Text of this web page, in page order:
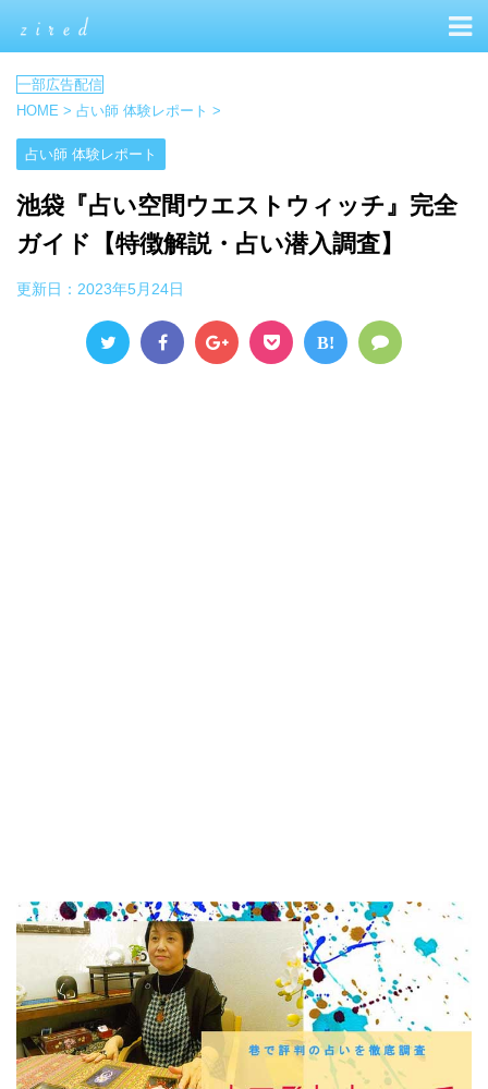
HOME > 占い師 体験レポート >
占い師 体験レポート
池袋『占い空間ウエストウィッチ』完全
ガイド【特徴解説・占い潜入調査】
更新日： 2023年5月24日
B!